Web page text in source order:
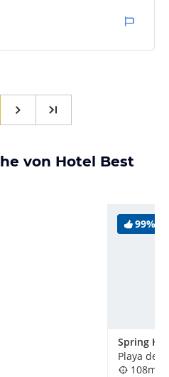
von Hotel Best
99%
Playa de
108m